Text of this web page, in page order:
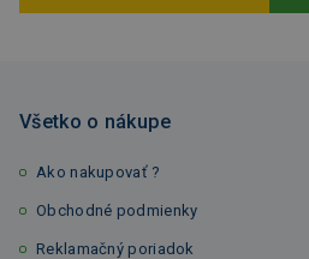
Všetko o nákupe
Ako nakupovať ?
Obchodné podmienky
Reklamačný poriadok